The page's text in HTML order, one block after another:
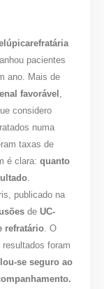
pacientes
ano. Mais de
favorável
considero
numa
taxas de
é clara: quanto
.
publicado na
de UC-
refratário. O
foram
se seguro ao